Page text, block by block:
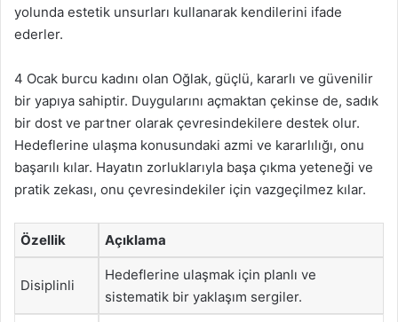
yolunda estetik unsurları kullanarak kendilerini ifade
ederler.
4 Ocak burcu kadını olan Oğlak, güçlü, kararlı ve güvenilir
bir yapıya sahiptir. Duygularını açmaktan çekinse de, sadık
bir dost ve partner olarak çevresindekilere destek olur.
Hedeflerine ulaşma konusundaki azmi ve kararlılığı, onu
başarılı kılar. Hayatın zorluklarıyla başa çıkma yeteneği ve
pratik zekası, onu çevresindekiler için vazgeçilmez kılar.
Özellik Açıklama
Disiplinli
Hedeflerine ulaşmak için planlı ve
sistematik bir yaklaşım sergiler.